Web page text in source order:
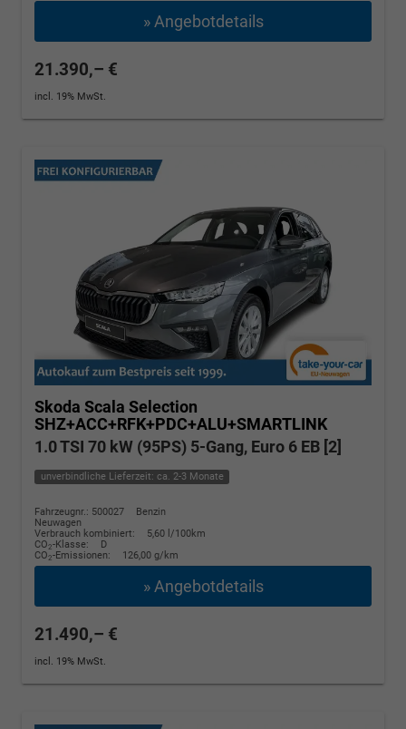
» Angebotdetails
21.390,– €
incl. 19% MwSt.
Skoda Scala Selection
SHZ+ACC+RFK+PDC+ALU+SMARTLINK
1.0 TSI 70 kW (95PS) 5-Gang, Euro 6 EB [2]
unverbindliche Lieferzeit: ca. 2-3 Monate
Fahrzeugnr.: 500027
Benzin
Neuwagen
Verbrauch kombiniert:
5,60 l/100km
CO2-Klasse:
D
CO2-Emissionen: 126,00 g/km
» Angebotdetails
21.490,– €
incl. 19% MwSt.